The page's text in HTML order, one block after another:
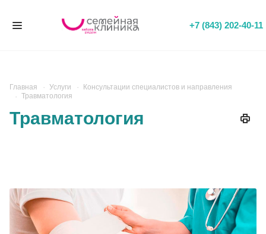
+7 (843) 202-40-11
Главная Услуги
Консультации специалистов и направления
Травматология
Травматология